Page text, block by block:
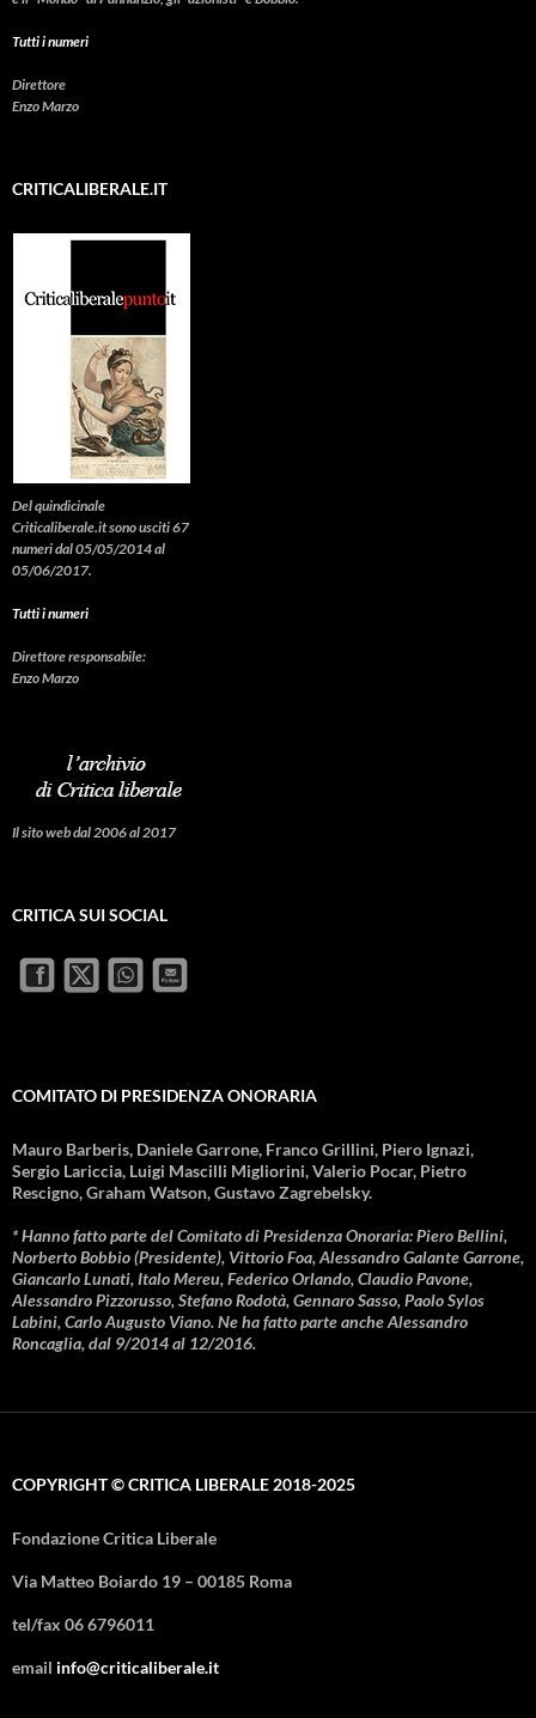
Tutti i numeri
Direttore
Enzo Marzo
CRITICALIBERALE.IT
Del quindicinale
Criticaliberale.it sono usciti 67
numeri dal 05/05/2014 al
05/06/2017.
Tutti i numeri
Direttore responsabile:
Enzo Marzo
Il sito web dal 2006 al 2017
CRITICA SUI SOCIAL
COMITATO DI PRESIDENZA ONORARIA
Mauro Barberis, Daniele Garrone, Franco Grillini, Piero Ignazi,
Sergio Lariccia, Luigi Mascilli Migliorini, Valerio Pocar, Pietro
Rescigno, Graham Watson, Gustavo Zagrebelsky.
* Hanno fatto parte del Comitato di Presidenza Onoraria: Piero Bellini,
Norberto Bobbio (Presidente), Vittorio Foa, Alessandro Galante Garrone,
Giancarlo Lunati, Italo Mereu, Federico Orlando, Claudio Pavone,
Alessandro Pizzorusso, Stefano Rodotà, Gennaro Sasso, Paolo Sylos
Labini, Carlo Augusto Viano. Ne ha fatto parte anche Alessandro
Roncaglia, dal 9/2014 al 12/2016.
COPYRIGHT © CRITICA LIBERALE 2018-2025
Fondazione Critica Liberale
Via Matteo Boiardo 19 – 00185 Roma
tel/fax 06 6796011
email info@criticaliberale.it